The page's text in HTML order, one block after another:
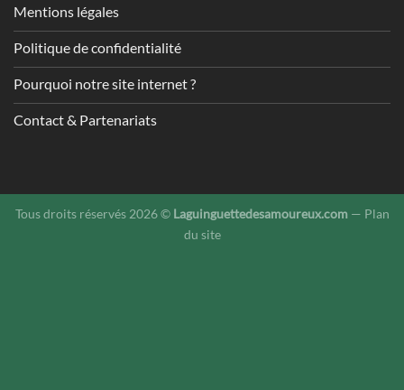
Mentions légales
Politique de confidentialité
Pourquoi notre site internet ?
Contact & Partenariats
Tous droits réservés 2026 © Laguinguettedesamoureux.com— Plan
du site